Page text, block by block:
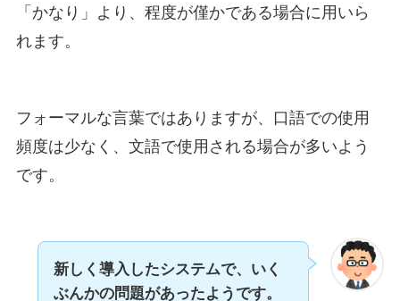
「かなり」より、程度が僅かである場合に用いら
れます。
フォーマルな言葉ではありますが、口語での使用
頻度は少なく、文語で使用される場合が多いよう
です。
新しく導入したシステムで、いく
ぶんかの問題があったようです。